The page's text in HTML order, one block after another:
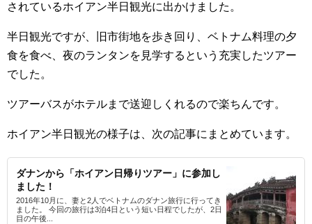
されているホイアン半日観光に出かけました。
半日観光ですが、旧市街地を歩き回り、ベトナム料理の夕
食を食べ、夜のランタンを見学するという充実したツアー
でした。
ツアーバスがホテルまで送迎しくれるので楽ちんです。
ホイアン半日観光の様子は、次の記事にまとめています。
ダナンから「ホイアン日帰りツアー」に参加し
ました！
2016年10月に、妻と2人でベトナムのダナン旅行に行ってき
ました。 今回の旅行は3泊4日という短い日程でしたが、2日
目の午後...